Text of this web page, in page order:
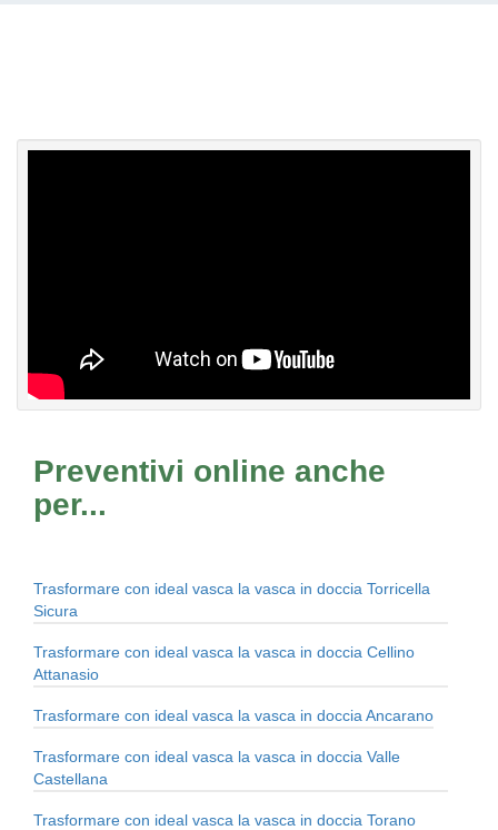
Preventivi online anche
per...
Trasformare con ideal vasca la vasca in doccia Torricella
Sicura
Trasformare con ideal vasca la vasca in doccia Cellino
Attanasio
Trasformare con ideal vasca la vasca in doccia Ancarano
Trasformare con ideal vasca la vasca in doccia Valle
Castellana
Trasformare con ideal vasca la vasca in doccia Torano